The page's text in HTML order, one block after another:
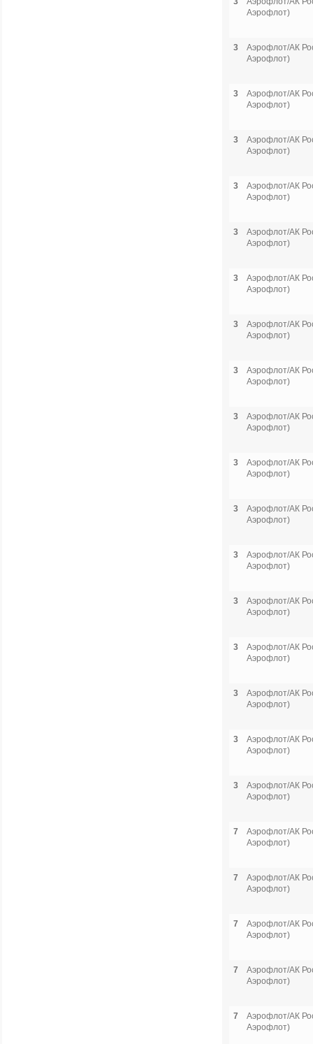
Аэрофлот)
3
Аэрофлот/АК
Аэрофлот)
3
Аэрофлот/АК
Аэрофлот)
3
Аэрофлот/АК
Аэрофлот)
3
Аэрофлот/АК
Аэрофлот)
3
Аэрофлот/АК
Аэрофлот)
3
Аэрофлот/АК
Аэрофлот)
3
Аэрофлот/АК
Аэрофлот)
3
Аэрофлот/АК
Аэрофлот)
3
Аэрофлот/АК
Аэрофлот)
3
Аэрофлот/АК
Аэрофлот)
3
Аэрофлот/АК
Аэрофлот)
3
Аэрофлот/АК
Аэрофлот)
3
Аэрофлот/АК
Аэрофлот)
3
Аэрофлот/АК
Аэрофлот)
3
Аэрофлот/АК
Аэрофлот)
3
Аэрофлот/АК
Аэрофлот)
3
Аэрофлот/АК
Аэрофлот)
7
Аэрофлот/АК
Аэрофлот)
7
Аэрофлот/АК
Аэрофлот)
7
Аэрофлот/АК
Аэрофлот)
7
Аэрофлот/АК
Аэрофлот)
7
Аэрофлот/АК
Аэрофлот)